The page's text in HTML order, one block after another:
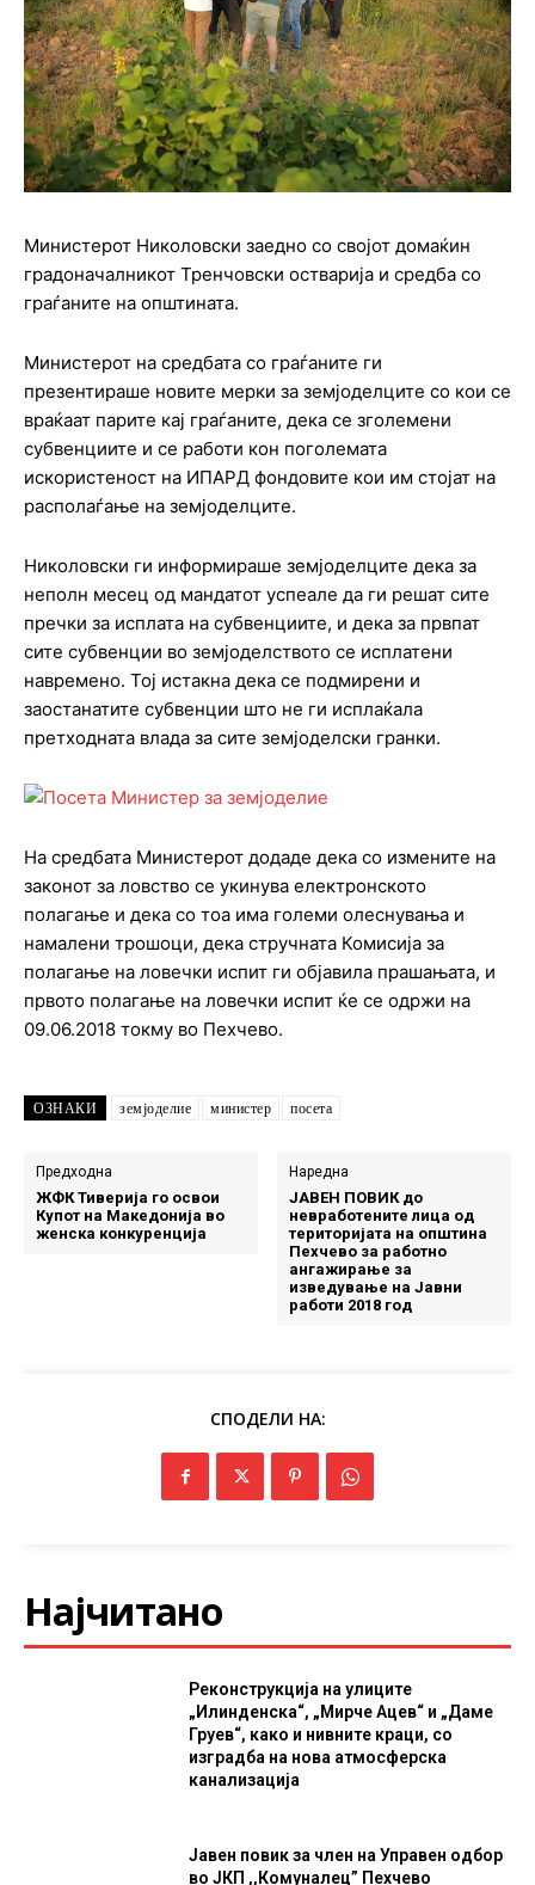
Министерот Николовски заедно со својот домаќин
градоначалникот Тренчовски остварија и средба со
граѓаните на општината.
Министерот на средбата со граѓаните ги
презентираше новите мерки за земјоделците со кои се
враќаат парите кај граѓаните, дека се зголемени
субвенциите и се работи кон поголемата
искористеност на ИПАРД фондовите кои им стојат на
располаѓање на земјоделците.
Николовски ги информираше земјоделците дека за
неполн месец од мандатот успеале да ги решат сите
пречки за исплата на субвенциите, и дека за првпат
сите субвенции во земјоделството се исплатени
навремено. Тој истакна дека се подмирени и
заостанатите субвенции што не ги исплаќала
претходната влада за сите земјоделски гранки.
На средбата Министерот додаде дека со измените на
законот за ловство се укинува електронското
полагање и дека со тоа има големи олеснувања и
намалени трошоци, дека стручната Комисија за
полагање на ловечки испит ги објавила прашањата, и
првото полагање на ловечки испит ќе се одржи на
09.06.2018 токму во Пехчево.
ОЗНАКИ земјоделие министер посета
Предходна
ЖФК Тиверија го освои
Купот на Македонија во
женска конкуренција
Наредна
ЈАВЕН ПОВИК до
невработените лица од
територијата на општина
Пехчево за работно
ангажирање за
изведување на Јавни
работи 2018 год
СПОДЕЛИ НА:
Најчитано
Реконструкција на улиците
„Илинденска“, „Мирче Ацев“ и „Даме
Груев“, како и нивните краци, со
изградба на нова атмосферска
канализација
Јавен повик за член на Управен одбор
во ЈКП ,,Комуналец” Пехчево